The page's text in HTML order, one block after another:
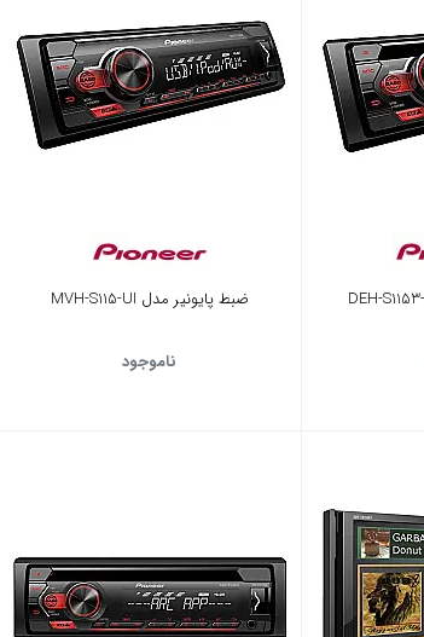
ضبط پایونیر مدل MVH-S115-UI
ناموجود